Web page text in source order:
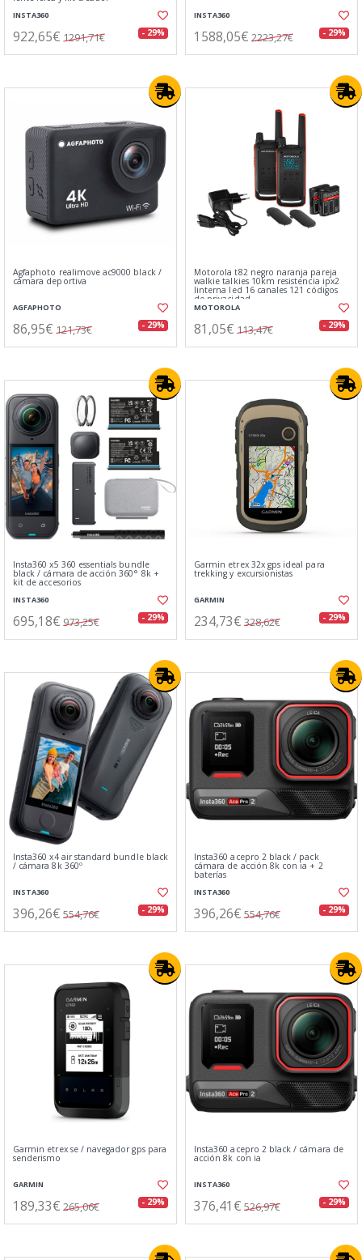
INSTA360
922,65€ 1291,71€ - 29%
INSTA360
1588,05€ 2223,27€ - 29%
Agfaphoto realimove ac9000 black /
cámara deportiva
AGFAPHOTO
86,95€ 121,73€ - 29%
Motorola t82 negro naranja pareja
walkie talkies 10km resistencia ipx2
linterna led 16 canales 121 códigos
de privacidad
MOTOROLA
81,05€ 113,47€ - 29%
Insta360 x5 360 essentials bundle
black / cámara de acción 360° 8k +
kit de accesorios
INSTA360
695,18€ 973,25€ - 29%
Garmin etrex 32x gps ideal para
trekking y excursionistas
GARMIN
234,73€ 328,62€ - 29%
Insta360 x4 air standard bundle black
/ cámara 8k 360º
INSTA360
396,26€ 554,76€ - 29%
Insta360 acepro 2 black / pack
cámara de acción 8k con ia + 2
baterías
INSTA360
396,26€ 554,76€ - 29%
Garmin etrex se / navegador gps para
senderismo
GARMIN
189,33€ 265,06€ - 29%
Insta360 acepro 2 black / cámara de
acción 8k con ia
INSTA360
376,41€ 526,97€ - 29%